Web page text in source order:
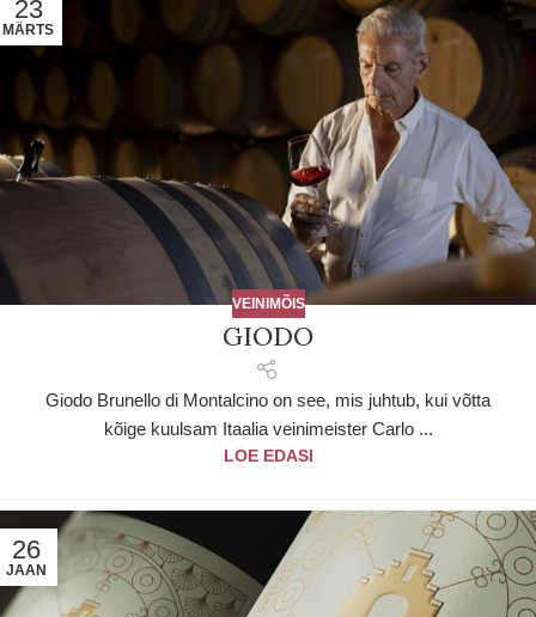
23
MÄRTS
VEINIMÕIS
GIODO
Giodo Brunello di Montalcino on see, mis juhtub, kui võtta
kõige kuulsam Itaalia veinimeister Carlo ...
LOE EDASI
26
JAAN